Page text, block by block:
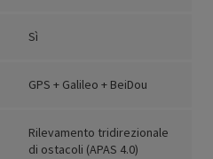
Sì
GPS + Galileo + BeiDou
Rilevamento tridirezionale
di ostacoli (APAS 4.0)